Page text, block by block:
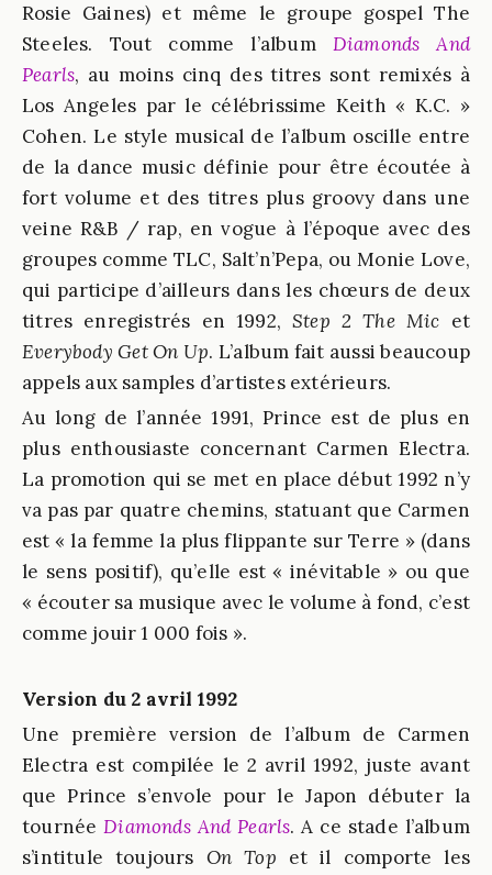
Rosie Gaines) et même le groupe gospel The
Steeles. Tout comme l’album Diamonds And
Pearls, au moins cinq des titres sont remixés à
Los Angeles par le célébrissime Keith « K.C. »
Cohen. Le style musical de l’album oscille entre
de la dance music définie pour être écoutée à
fort volume et des titres plus groovy dans une
veine R&B / rap, en vogue à l’époque avec des
groupes comme TLC, Salt’n’Pepa, ou Monie Love,
qui participe d’ailleurs dans les chœurs de deux
titres enregistrés en 1992,Step 2 The Mic et
Everybody Get On Up. L’album fait aussi beaucoup
appels aux samples d’artistes extérieurs.
Au long de l’année 1991, Prince est de plus en
plus enthousiaste concernant Carmen Electra.
La promotion qui se met en place début 1992 n’y
va pas par quatre chemins, statuant que Carmen
est « la femme la plus flippante sur Terre » (dans
le sens positif), qu’elle est « inévitable » ou que
« écouter sa musique avec le volume à fond, c’est
comme jouir 1 000 fois ».
Version du 2 avril 1992
Une première version de l’album de Carmen
Electra est compilée le 2 avril 1992, juste avant
que Prince s’envole pour le Japon débuter la
tournéeDiamonds And Pearls. A ce stade l’album
s’intitule toujours On Top et il comporte les